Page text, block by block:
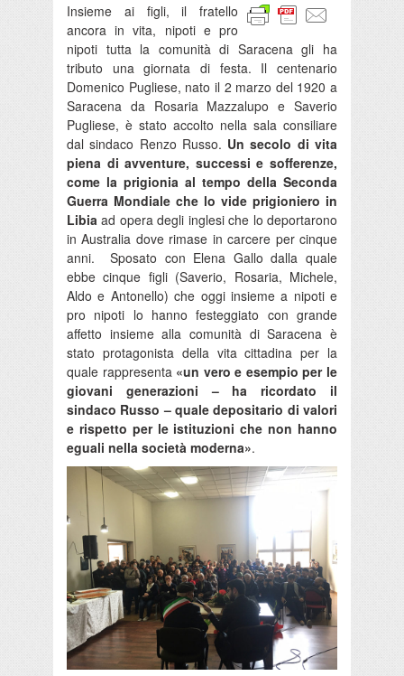
Insieme ai figli, il fratello
ancora in vita, nipoti e pro
nipoti tutta la comunità di Saracena gli ha
tributo una giornata di festa. Il centenario
Domenico Pugliese, nato il 2 marzo del 1920 a
Saracena da Rosaria Mazzalupo e Saverio
Pugliese, è stato accolto nella sala consiliare
dal sindaco Renzo Russo. Un secolo di vita
piena di avventure, successi e sofferenze,
come la prigionia al tempo della Seconda
Guerra Mondiale che lo vide prigioniero in
Libia ad opera degli inglesi che lo deportarono
in Australia dove rimase in carcere per cinque
anni. Sposato con Elena Gallo dalla quale
ebbe cinque figli (Saverio, Rosaria, Michele,
Aldo e Antonello) che oggi insieme a nipoti e
pro nipoti lo hanno festeggiato con grande
affetto insieme alla comunità di Saracena è
stato protagonista della vita cittadina per la
quale rappresenta «un vero e esempio per le
giovani generazioni – ha ricordato il
sindaco Russo – quale depositario di valori
e rispetto per le istituzioni che non hanno
eguali nella società moderna».